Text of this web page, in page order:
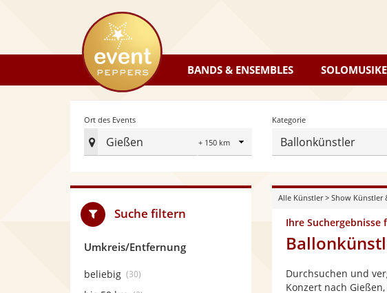
eventpeppers
BANDS & ENSEMBLES
Ort des Events
Gießen
Radius
Ort
Events
festlegen
Kategorie
Ballonkünstler
Alle Künstler> Show Künstler
Ihre Suchergebnisse
Durchsuchen und
Konzert nach
Suche filtern
Umkreis/Entfernung
beliebig (30)